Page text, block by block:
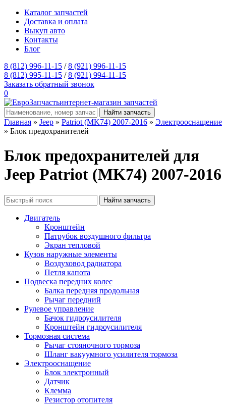
Каталог запчастей
Доставка и оплата
Выкуп авто
Контакты
Блог
8 (812) 996-11-15 /8 (921) 996-11-15
8 (812) 995-11-15 /8 (921) 994-11-15
Заказать обратный звонок
0
интернет-магазин запчастей
Главная » Jeep » Patriot (MK74) 2007-2016 » Электрооснащение
» Блок предохранителей
Блок предохранителей для
Jeep Patriot (MK74) 2007-2016
Двигатель
Кронштейн
Патрубок воздушного фильтра
Экран тепловой
Кузов наружные элементы
Воздуховод радиатора
Петля капота
Подвеска передних колес
Балка передняя продольная
Рычаг передний
Рулевое управление
Бачок гидроусилителя
Кронштейн гидроусилителя
Тормозная система
Рычаг стояночного тормоза
Шланг вакуумного усилителя тормоза
Электрооснащение
Блок электронный
Датчик
Клемма
Резистор отопителя